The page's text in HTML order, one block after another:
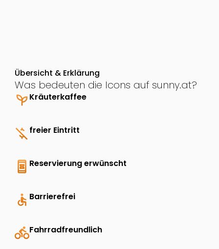
Übersicht & Erklärung
Was bedeuten die Icons auf sunny.at?
psychiatryKräuterkaffee
money_off freier Eintritt
book_online Reservierung erwünscht
accessible Barrierefrei
directions_bikeFahrradfreundlich